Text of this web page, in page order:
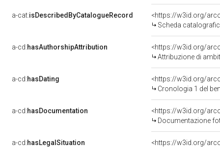
a-cat:isDescribedByCatalogueRecord
<https://w3id.org/
Scheda
a-cd:hasAuthorshipAttribution
<https://w3id.org/
Attribuzione di
a-cd:hasDating
<https://w3id.org/
Cronologia 1 del
a-cd:hasDocumentation
Documentazione
a-cd:hasLegalSituation